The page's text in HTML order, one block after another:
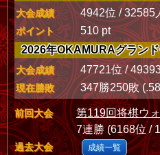
大会成績 4942位 / 32585
ポイント
510 pt
2026年OKAMURAグラン
大会成績 47721位 /
現在勝敗 347勝250敗
前回大会
第119回将棋ウ
7連勝 (6168位 /
過去大会 成績一覧